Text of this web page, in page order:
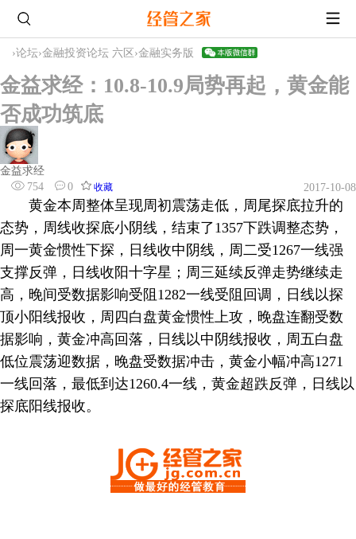
›论坛›金融投资论坛 六区 ›金融实务版
金益求经：10.8-10.9局势再起，黄金能
否成功筑底
金益求经
754
0 收藏 2017-10-08
黄金本周整体呈现周初震荡走低，周尾探底拉升的
态势，周线收探底小阴线，结束了1357下跌调整态势，
周一黄金惯性下探，日线收中阴线，周二受1267一线强
支撑反弹，日线收阳十字星；周三延续反弹走势继续走
高，晚间受数据影响受阻1282一线受阻回调，日线以探
顶小阳线报收，周四白盘黄金惯性上攻，晚盘连翻受数
据影响，黄金冲高回落，日线以中阴线报收，周五白盘
低位震荡迎数据，晚盘受数据冲击，黄金小幅冲高1271
一线回落，最低到达1260.4一线，黄金超跌反弹，日线以
探底阳线报收。